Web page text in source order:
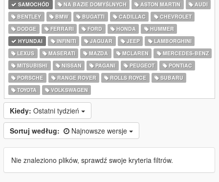
SAMOCHÓD NA BAZIE DOMYŚLNYCH ASTON MARTIN
AUDI
BENTLEY
BMW BUGATTI CADILLAC
CHEVROLET
DODGE
FERRARI FORD HONDA
HUMMER
HYUNDAI
INFINITI JAGUAR JEEP
LAMBORGHINI
LEXUS
MASERATI MAZDA MCLAREN
MERCEDES-BENZ
MITSUBISHI
NISSAN PAGANI PEUGEOT
PONTIAC
PORSCHE
RANGE ROVER ROLLS ROYCE
SUBARU
TOYOTA
VOLKSWAGEN
Kiedy: Ostatni tydzień
Sortuj według: Najnowsze wersje
Nie znaleziono plików, sprawdź swoje kryteria filtrów.